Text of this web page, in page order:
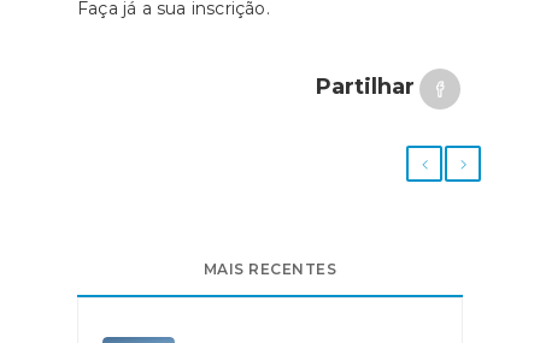
Faça já a sua inscrição.
Partilhar
MAIS RECENTES